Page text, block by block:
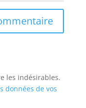
les indésirables.
données de vos